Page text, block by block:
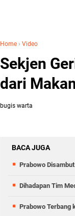
Home › Video
Sekjen
dari
bugis warta
BACA JUGA
Prabowo
Dihadapan Tim
Prabowo Terbang